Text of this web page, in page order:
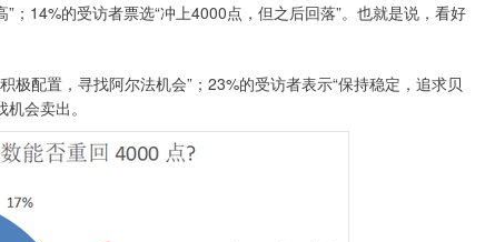
；14%的受访者票选“冲上4000点，但之后回落”。也就是说，看好
配置，寻找阿尔法机会”；23%的受访者表示“保持稳定，追求贝
会卖出。